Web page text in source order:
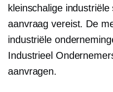
kleinschalige
aanvraag vereist. De
industriële
Industrieel
aanvragen.